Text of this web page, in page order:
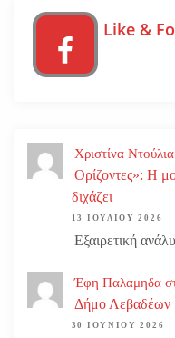
Like &
Χριστίνα
Ορίζοντες»: Η
διχάζει
13 ΙΟΥΛΊΟΥ 2026
Εξαιρετική
Έφη Παλαμηδα
Δήμο Λεβαδέων
30 ΙΟΥΝΊΟΥ 2026